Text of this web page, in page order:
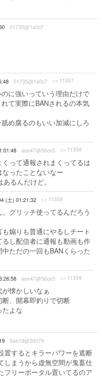
01735@1a0c7
01735@1a0c7 >> 11357
に強いっていう理由だけで
て実際にBANされるの本気
め腐るのもいい加減にしろ
aee47@56ce3 >> 11358
って通報されまくってるは
ったことないなー
るんだけど。
(土) 01:21:32 >> 11358
グリッチ使ってるんだろう
煽りも普通にやるしチート
し配信者に通報も動画も作
ただの一回もBANくらった
aee47@56ce3 >> 11358
懐かしいなぁ
、開幕即釣りで切断
たよな
5ae19@20079
置するとキラーパワーを遮断
しまうから虚無空間が鬼畜仕
フリーポータル置いてるのア